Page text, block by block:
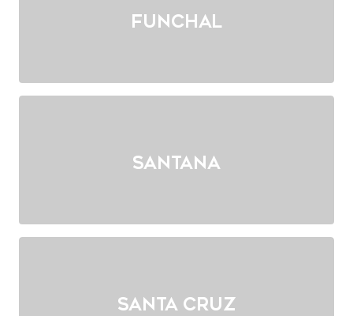
Funchal
Santana
Santa Cruz